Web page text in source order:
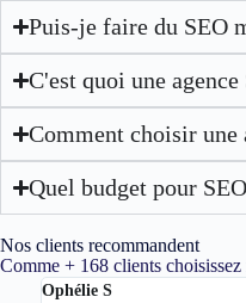
Puis-je faire du SEO
C'est quoi une agence
Comment choisir une
Quel budget pour
Nos clients recommandent
Comme + 168 clients
Ophélie S